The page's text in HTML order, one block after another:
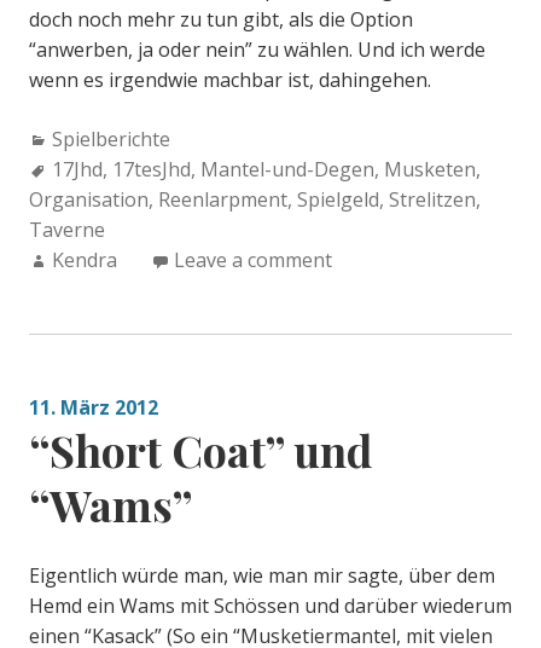
doch noch mehr zu tun gibt, als die Option
“anwerben, ja oder nein” zu wählen. Und ich werde
wenn es irgendwie machbar ist, dahingehen.
Categories:
Spielberichte
Tags:
17Jhd, 17tesJhd, Mantel-und-Degen, Musketen,
Organisation, Reenlarpment, Spielgeld, Strelitzen,
Taverne
Author:
Kendra Leave a comment
11. März 2012
“Short Coat” und
“Wams”
Eigentlich würde man, wie man mir sagte, über dem
Hemd ein Wams mit Schössen und darüber wiederum
einen “Kasack” (So ein “Musketiermantel, mit vielen